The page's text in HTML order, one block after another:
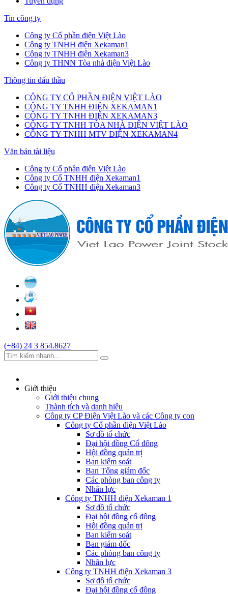
Tin công ty
Công ty Cổ phần điện Việt Lào
Công ty TNHH điện Xekaman1
Công ty TNHH điện Xekaman3
Công ty THNN Tòa nhà điện Việt Lào
Thông tin đấu thầu
CÔNG TY CỔ PHẦN ĐIỆN VIỆT LÀO
CÔNG TY TNHH ĐIỆN XEKAMAN1
CÔNG TY TNHH ĐIỆN XEKAMAN3
CÔNG TY TNHH TÒA NHÀ ĐIỆN VIỆT LÀO
CÔNG TY TNHH MTV ĐIỆN XEKAMAN4
Văn bản tài liệu
Công ty Cổ phần điện Việt Lào
Công ty Cổ TNHH điện Xekaman1
Công ty Cổ TNHH điện Xekaman3
(+84) 24 3 854.8627
Giới thiệu
Giới thiệu chung
Thành tích và danh hiệu
Công ty CP Điện Việt Lào và các Công ty con
Công ty Cổ phần điện Việt Lào
Sơ đồ tổ chức
Đại hội đồng Cổ đông
Hội đồng quản trị
Ban kiểm soát
Ban Tổng giám đốc
Các phòng ban công ty
Nhân lực
Công ty TNHH điện Xekaman 1
Sơ đồ tổ chức
Đại hội đồng cổ đông
Hội đồng quản trị
Ban kiểm soát
Ban giám đốc
Các phòng ban công ty
Nhân lực
Công ty TNHH điện Xekaman 3
Sơ đồ tổ chức
Đại hội đồng cổ đông